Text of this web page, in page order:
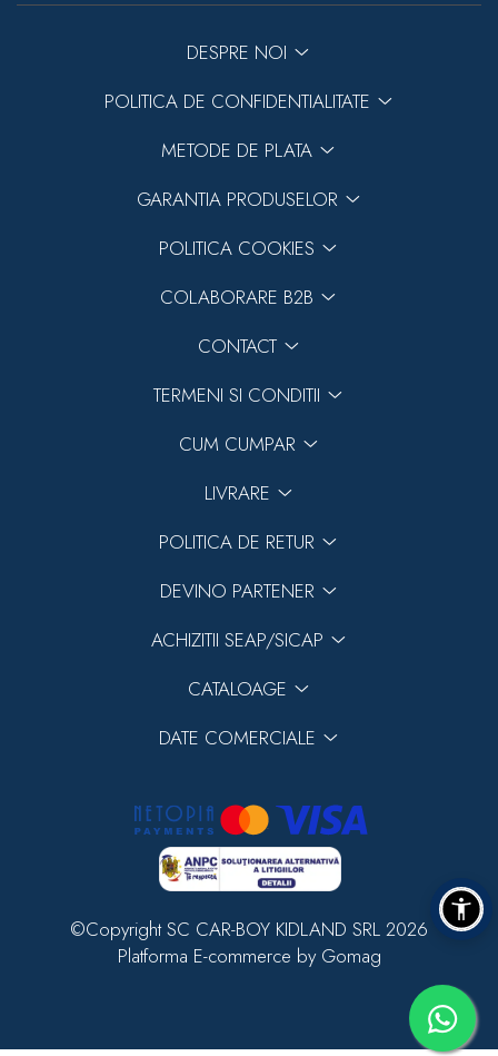
DESPRE NOI
POLITICA DE CONFIDENTIALITATE
METODE DE PLATA
GARANTIA PRODUSELOR
POLITICA COOKIES
COLABORARE B2B
CONTACT
TERMENI SI CONDITII
CUM CUMPAR
LIVRARE
POLITICA DE RETUR
DEVINO PARTENER
ACHIZITII SEAP/SICAP
CATALOAGE
DATE COMERCIALE
©Copyright SC CAR-BOY KIDLAND SRL 2026
Platforma E-commerce by Gomag